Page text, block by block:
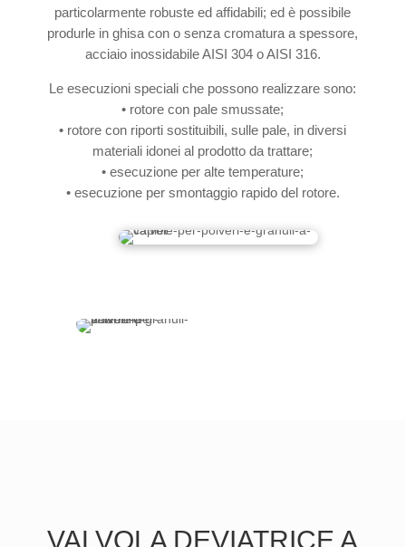
particolarmente robuste ed affidabili; ed è possibile
produrle in ghisa con o senza cromatura a spessore,
acciaio inossidabile AISI 304 o AISI 316.
Le esecuzioni speciali che possono realizzare sono:
• rotore con pale smussate;
• rotore con riporti sostituibili, sulle pale, in diversi
materiali idonei al prodotto da trattare;
• esecuzione per alte temperature;
• esecuzione per smontaggio rapido del rotore.
VALVOLA DEVIATRICE A